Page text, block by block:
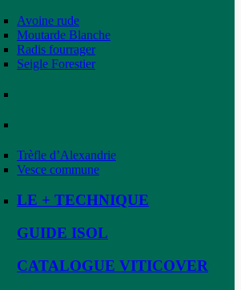
Avoine rude
Moutarde Blanche
Radis fourrager
Seigle Forestier
Trèfle d’Alexandrie
Vesce commune
LE + TECHNIQUE
GUIDE ISOL
CATALOGUE VITICOVER